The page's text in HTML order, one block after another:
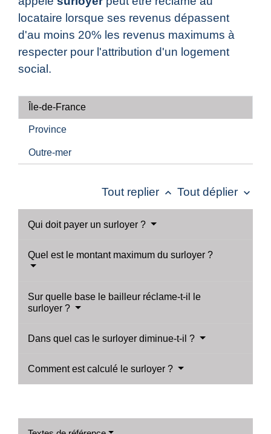
locataire lorsque ses revenus dépassent
d'au moins 20% les revenus maximums à
respecter pour l'attribution d'un logement
social.
Île-de-France
Province
Outre-mer
Tout replier keyboard_arrow_up Tout déplier keyboard_arrow_down
Qui doit payer un surloyer ?
Quel est le montant maximum du surloyer ?
Sur quelle base le bailleur réclame-t-il le
surloyer ?
Dans quel cas le surloyer diminue-t-il ?
Comment est calculé le surloyer ?